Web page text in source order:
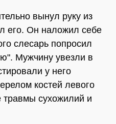
вынул руку из
его. Он наложил себе
слесарь попросил
Мужчину увезли в
у него
костей левого
травмы сухожилий и